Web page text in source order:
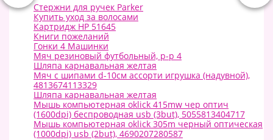
Стержни для ручек Parker
Купить уход за волосами
Картридж HP 51645
Книги пожеланий
Гонки 4 Машинки
Мяч резиновый футбольный, р-р 4
Шляпа карнавальная желтая
Мяч с шипами d-10см ассорти игрушка (надувной),
4813674113329
Шляпа карнавальная желтая
Мышь компьютерная oklick 415mw чер оптич
(1600dpi) беспроводная usb (3but), 5055813404717
Мышь компьютерная oklick 305m черный оптическая
(1000dpi) usb (2but), 4690207280587